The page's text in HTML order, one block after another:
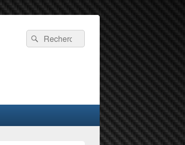
Recherche :
Rechercher